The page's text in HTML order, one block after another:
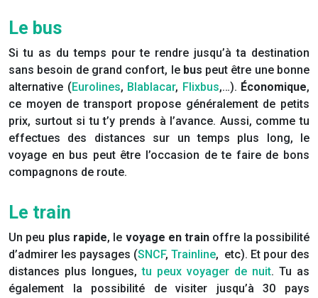
Le bus
Si tu as du temps pour te rendre jusqu’à ta destination
sans besoin de grand confort, le bus peut être une bonne
alternative (Eurolines, Blablacar, Flixbus,…). Économique,
ce moyen de transport propose généralement de petits
prix, surtout si tu t’y prends à l’avance. Aussi, comme tu
effectues des distances sur un temps plus long, le
voyage en bus peut être l’occasion de te faire de bons
compagnons de route.
Le train
Un peu plus rapide, le voyage en train offre la possibilité
d’admirer les paysages (SNCF, Trainline, etc). Et pour des
distances plus longues,tu peux voyager de nuit. Tu as
également la possibilité de visiter jusqu’à 30 pays